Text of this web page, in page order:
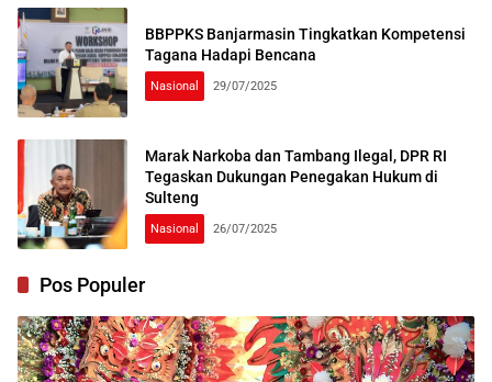
BBPPKS Banjarmasin Tingkatkan Kompetensi
Tagana Hadapi Bencana
Nasional 29/07/2025
Marak Narkoba dan Tambang Ilegal, DPR RI
Tegaskan Dukungan Penegakan Hukum di
Sulteng
Nasional 26/07/2025
Pos Populer